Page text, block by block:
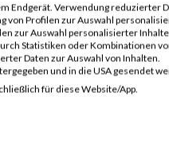
Endgerät. Verwendung reduzierter
von Profilen zur Auswahl
zur Auswahl personalisierter
Statistiken oder Kombinationen
Daten zur Auswahl von Inhalten.
und in die USA gesendet
für diese Website/App.